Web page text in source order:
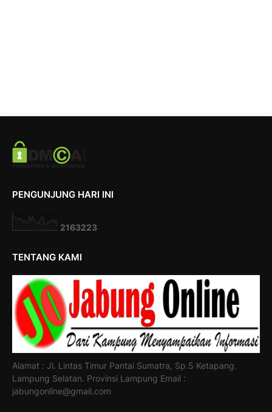
PENGUNJUNG HARI INI
2163223
TENTANG KAMI
Alamat : Jl. Lintas Timur Pantai Sumatra, Sp.5 Ketapang.
Lampung Selatan. Provinsi Lampung Email :
jabungonline@gmail.com